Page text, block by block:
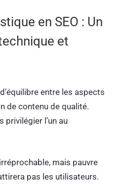
en SEO : Un
et
entre les aspects
de contenu de qualité.
privilégier l’un au
mais pauvre
pas les utilisateurs.